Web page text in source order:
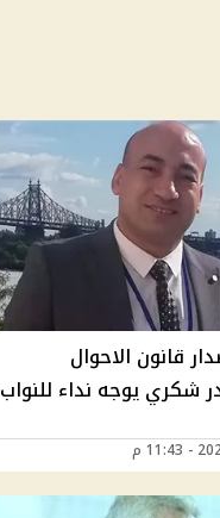
قانون الاحوال
شكري يوجه نداء للنواب